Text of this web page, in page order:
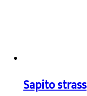
Sapito strass